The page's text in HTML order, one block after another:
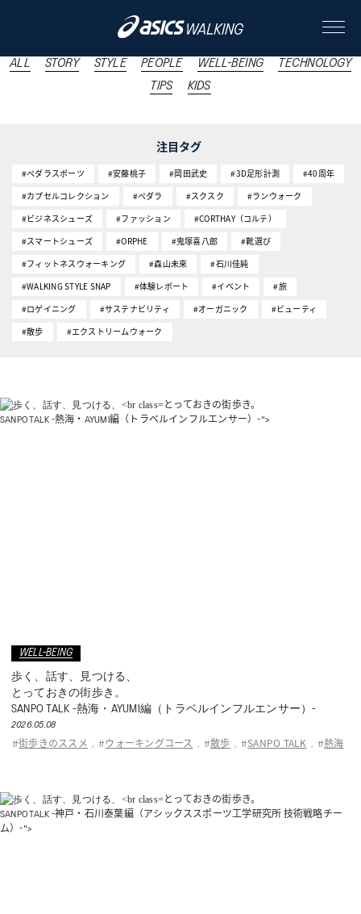
ALL
STORY
STYLE
PEOPLE
TECHNOLOGY
RUNWALK
WELLNESS WALKER
ASICS KIDS SUKU²
直営店舗
#街歩きのススメ
ALL STORY STYLE PEOPLE WELL-BEING
TECHNOLOGY
TIPS
KIDS
注目タグ
#ペダラスポーツ #安藤桃子 #岡田武史 #3D足形計測
#40周年
#カプセルコレクション
#ペダラ #スクスク
#ランウォーク
#ビジネスシューズ
#ファッション
#CORTHAY（コルテ）
#スマートシューズ
#ORPHE #鬼塚喜八郎
#靴選び
#フィットネスウォーキング
#森山未來
#石川佳純
#WALKING STYLE SNAP
#体験レポート #イベント
#旅
#ロゲイニング
#サステナビリティ #オーガニック
#ビューティ
#散歩
#エクストリームウォーク
とっておきの街歩き。
SANPO TALK -熱海・AYUMI編（トラベルインフルエンサー）-">
WELL-BEING
歩く、話す、見つける、
とっておきの街歩き。
SANPO TALK -熱海・AYUMI編（トラベルインフルエンサー）-
2026.05.08
#街歩きのススメ , # ウォーキングコース , #散歩 , # SANPO TALK , #熱海
とっておきの街歩き。
SANPO TALK -神戸・石川泰葉編（アシックススポーツ工学研究所 技術戦略チー
ム）-">